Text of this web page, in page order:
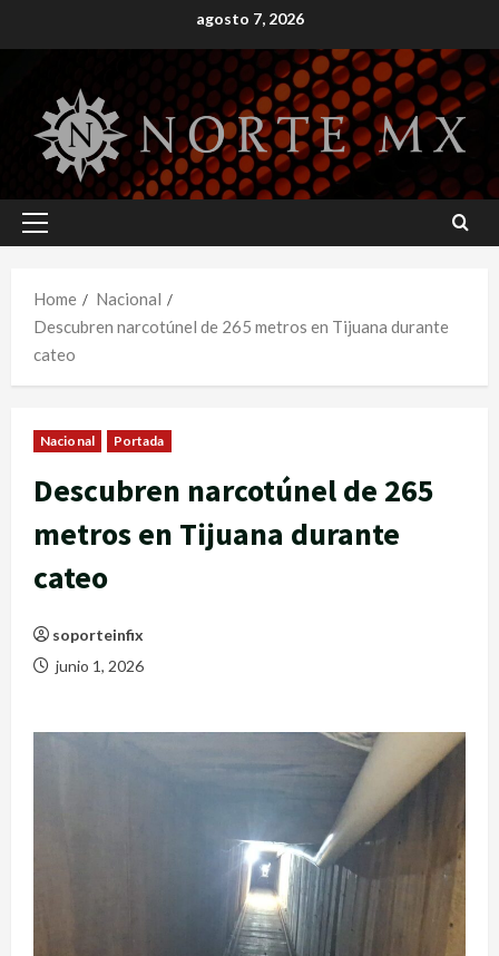
to
agosto 7, 2026
Primary
Home
Nacional
Descubren narcotúnel de 265 metros en Tijuana durante
cateo
Nacional Portada
Descubren narcotúnel de 265
metros en Tijuana durante
cateo
soporteinfix
junio 1, 2026